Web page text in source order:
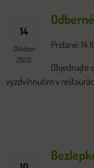
14
Október
2020
Pridané:
Objednajte
vyzdvihnutím v